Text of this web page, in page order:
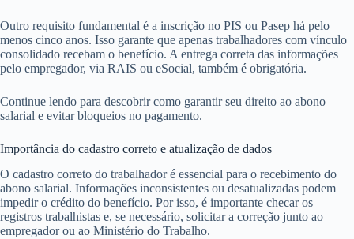
Outro requisito fundamental é a inscrição no PIS ou Pasep há pelo
menos cinco anos. Isso garante que apenas trabalhadores com vínculo
consolidado recebam o benefício. A entrega correta das informações
pelo empregador, via RAIS ou eSocial, também é obrigatória.
Continue lendo para descobrir como garantir seu direito ao abono
salarial e evitar bloqueios no pagamento.
Importância do cadastro correto e atualização de dados
O cadastro correto do trabalhador é essencial para o recebimento do
abono salarial. Informações inconsistentes ou desatualizadas podem
impedir o crédito do benefício. Por isso, é importante checar os
registros trabalhistas e, se necessário, solicitar a correção junto ao
empregador ou ao Ministério do Trabalho.